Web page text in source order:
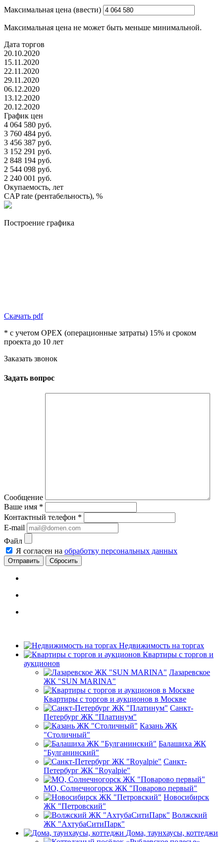
Максимальная цена (ввести)
Максимальная цена не может быть меньше минимальной.
Дата торгов
20.10.2020
15.11.2020
22.11.2020
29.11.2020
06.12.2020
13.12.2020
20.12.2020
График цен
4 064 580 руб.
3 760 484 руб.
3 456 387 руб.
3 152 291 руб.
2 848 194 руб.
2 544 098 руб.
2 240 001 руб.
Окупаемость, лет
CAP rate (рентабельность), %
Построение графика
Скачать pdf
* с учетом OPEX (операционные затраты) 15% и сроком
проекта до 10 лет
Заказать звонок
Задать вопрос
Сообщение
Ваше имя *
Контактный телефон *
E-mail
Файл
Я согласен на обработку персональных данных
Сбросить
Недвижимость на торгах
Квартиры с торгов и
аукционов
Лазаревское
ЖК "SUN MARINA"
Квартиры с торгов и аукционов в Москве
Санкт-
Петербург ЖК "Платинум"
Казань ЖК
"Столичный"
Балашиха ЖК
"Булганинский"
Санкт-
Петербург ЖК "Royalpie"
МО, Солнечногорск ЖК "Поварово первый"
Новосибирск
ЖК "Петровский"
Волжский
ЖК "АхтубаСитиПарк"
Дома, таунхаусы, коттеджи